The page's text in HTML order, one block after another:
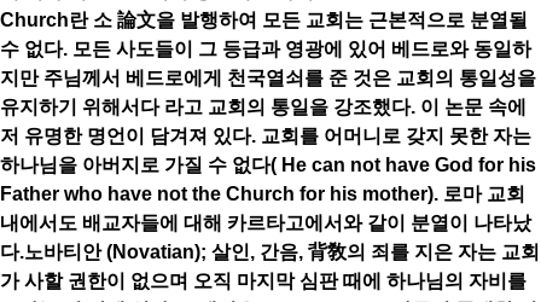
Church란 소 論文을 발행하여 모든 교회는 근본적으로 분열될
수 없다. 모든 사도들이 그 등급과 영광에 있어 베드로와 동일하
지만 주님께서 베드로에게 천국열쇠를 준 것은 교회의 통일성을
유지하기 위해서다 라고 교회의 통일을 강조했다. 이 논문 속에
저 유명한 명언이 담겨져 있다. 교회를 어머니로 갖지 못한 자는
하나님을 아버지로 가질 수 없다( He can not have God for his
Father who have not the Church for his mother). 로마 교회
내에서도 배교자들에 대해 카르타고에서와 같이 분열이 나타났
다.노바티안 (Novatian); 살인, 간음, 背敎의 죄를 지은 자는 교회
가 사할 권한이 없으며 오직 마지막 심판 때에 하나님의 자비를